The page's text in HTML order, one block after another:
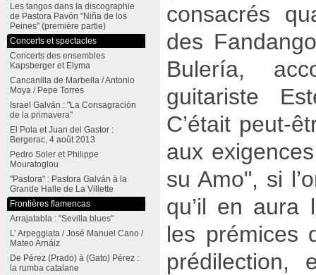
consacrés
des
Bulería,
guitariste
C’était peut-
aux
su Amo", si
qu’il en aura
les prémices
Les tangos dans la discographie
de Pastora Pavón "Niña de los
Peines" (première partie)
Concerts et spectacles
Concerts des ensembles
Kapsberger et Elyma
Cancanilla de Marbella / Antonio
Moya / Pepe Torres
Israel Galván : "La Consagración
de la primavera"
El Pola et Juan del Gastor :
Bergerac, 4 août 2013
Pedro Soler et Philippe
Mouratoglou
"Pastora" : Pastora Galván à la
Grande Halle de La Villette
Frontières flamencas
Arrajatabla : "Sevilla blues"
L’ Arpeggiata / José Manuel Cano /
Mateo Arnáiz
De Pérez (Prado) à (Gato) Pérez :
la rumba catalane